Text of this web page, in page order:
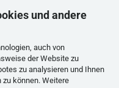
und andere
auch von
der Website zu
zu analysieren und Ihnen
können. Weitere